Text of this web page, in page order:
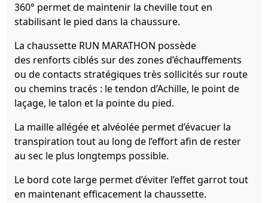
360° permet de maintenir la cheville tout en
stabilisant le pied dans la chaussure.
La chaussette RUN MARATHON possède
des renforts ciblés sur des zones d’échauffements
ou de contacts stratégiques très sollicités sur route
ou chemins tracés : le tendon d’Achille, le point de
laçage, le talon et la pointe du pied.
La maille allégée et alvéolée permet d’évacuer la
transpiration tout au long de l’effort afin de rester
au sec le plus longtemps possible.
Le bord cote large permet d’éviter l’effet garrot tout
en maintenant efficacement la chaussette.